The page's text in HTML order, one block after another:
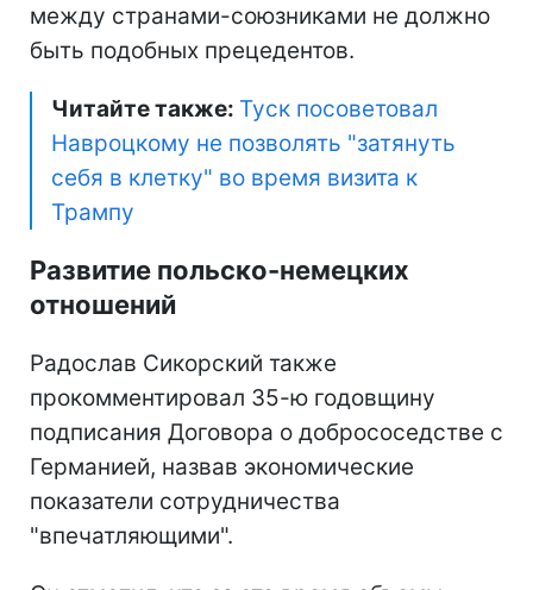
между странами-союзниками не должно
быть подобных прецедентов.
Читайте также: Туск посоветовал
Навроцкому не позволять "затянуть
себя в клетку" во время визита к
Трампу
Развитие польско-немецких
отношений
Радослав Сикорский также
прокомментировал 35-ю годовщину
подписания Договора о добрососедстве с
Германией, назвав экономические
показатели сотрудничества
"впечатляющими".